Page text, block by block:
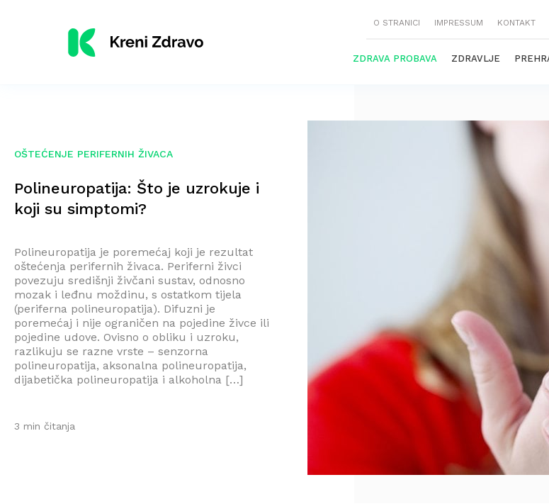
O STRANICI IMPRESSUM KONTAKT
ZDRAVA PROBAVA ZDRAVLJE
OŠTEĆENJE PERIFERNIH ŽIVACA
Polineuropatija: Što je uzrokuje i
koji su simptomi?
Polineuropatija je poremećaj koji je rezultat
oštećenja perifernih živaca. Periferni živci
povezuju središnji živčani sustav, odnosno
mozak i leđnu moždinu, s ostatkom tijela
(periferna polineuropatija). Difuzni je
poremećaj i nije ograničen na pojedine živce ili
pojedine udove. Ovisno o obliku i uzroku,
razlikuju se razne vrste – senzorna
polineuropatija, aksonalna polineuropatija,
dijabetička polineuropatija i alkoholna […]
3 min čitanja